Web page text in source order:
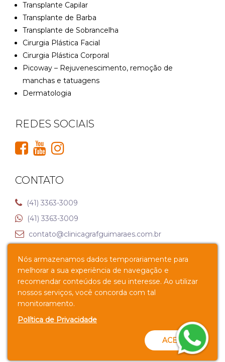
Transplante Capilar
Transplante de Barba
Transplante de Sobrancelha
Cirurgia Plástica Facial
Cirurgia Plástica Corporal
Picoway – Rejuvenescimento, remoção de
manchas e tatuagens
Dermatologia
REDES SOCIAIS
CONTATO
(41) 3363-3009
(41) 3363-3009
contato@clinicagrafguimaraes.com.br
Av. Senador Souza Naves, 1025 – Alto da XV, Curitiba –
Nós armazenamos dados temporariamente para
melhorar a sua experiência de navegação e
recomendar conteúdos de seu interesse. Ao utilizar
nossos serviços, você concorda com tal
monitoramento.
Política de Privacidade
ACEITO